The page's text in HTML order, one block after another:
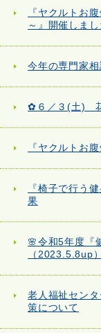
『ヤクルトお
～』開催しま
今年の専門家
✿６／３(土)
『ヤクルトお
『椅子で行う
果
🌸令和5年度『
（2023.5.8up）
老人福祉セン
策について